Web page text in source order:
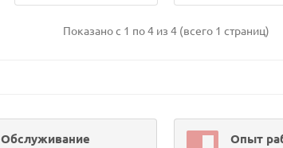
Показано с 1 по 4 из 4 (всего 1 страниц)
Обслуживание Опыт